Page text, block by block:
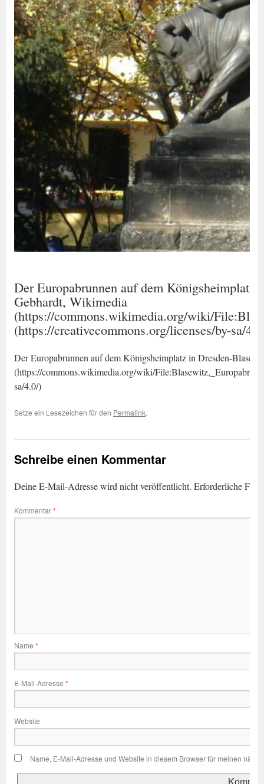
Der Europabrunnen auf dem
Gebhardt, Wikimedia
(https://commons.wikimedia.org/wiki/
(https://creativecommons.org/licenses/by-sa/
Der Europabrunnen auf dem Königsheimplatz in Dresden-
(https://commons.wikimedia.org/wiki/
sa/4.0/)
Setze ein Lesezeichen für den Permalink.
Schreibe einen Kommentar
Deine E-Mail-Adresse wird nicht veröffentlicht. Erforderliche
Kommentar*
Name *
E-Mail-Adresse *
Website
Name, E-Mail-Adresse und Website in diesem Browser für meinen